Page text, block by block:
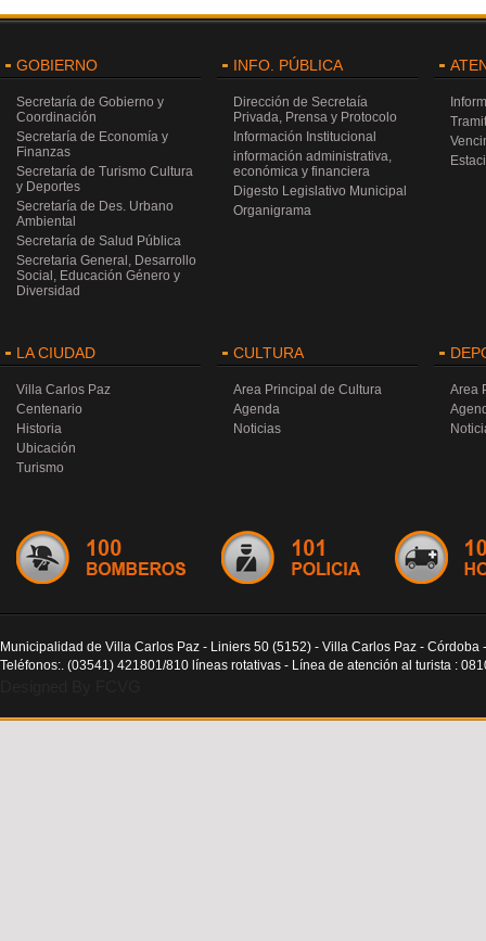
GOBIERNO
Secretaría de Gobierno y
Coordinación
Secretaría de Economía y
Finanzas
Secretaría de Turismo Cultura
y Deportes
Secretaría de Des. Urbano
Ambiental
Secretaría de Salud Pública
Secretaria General, Desarrollo
Social, Educación Género y
Diversidad
INFO. PÚBLICA
Dirección de Secretaía
Privada, Prensa y Protocolo
Información Institucional
información administrativa,
económica y financiera
Digesto Legislativo Municipal
Organigrama
LA CIUDAD
Villa Carlos Paz
Centenario
Historia
Ubicación
Turismo
CULTURA
Area Principal de Cultura
Agenda
Noticias
Area
Municipalidad de Villa Carlos Paz - Liniers 50 (5152) - Villa Carlos Paz - Córdoba
Teléfonos:. (03541) 421801/810 líneas rotativas - Línea de atención al turista :